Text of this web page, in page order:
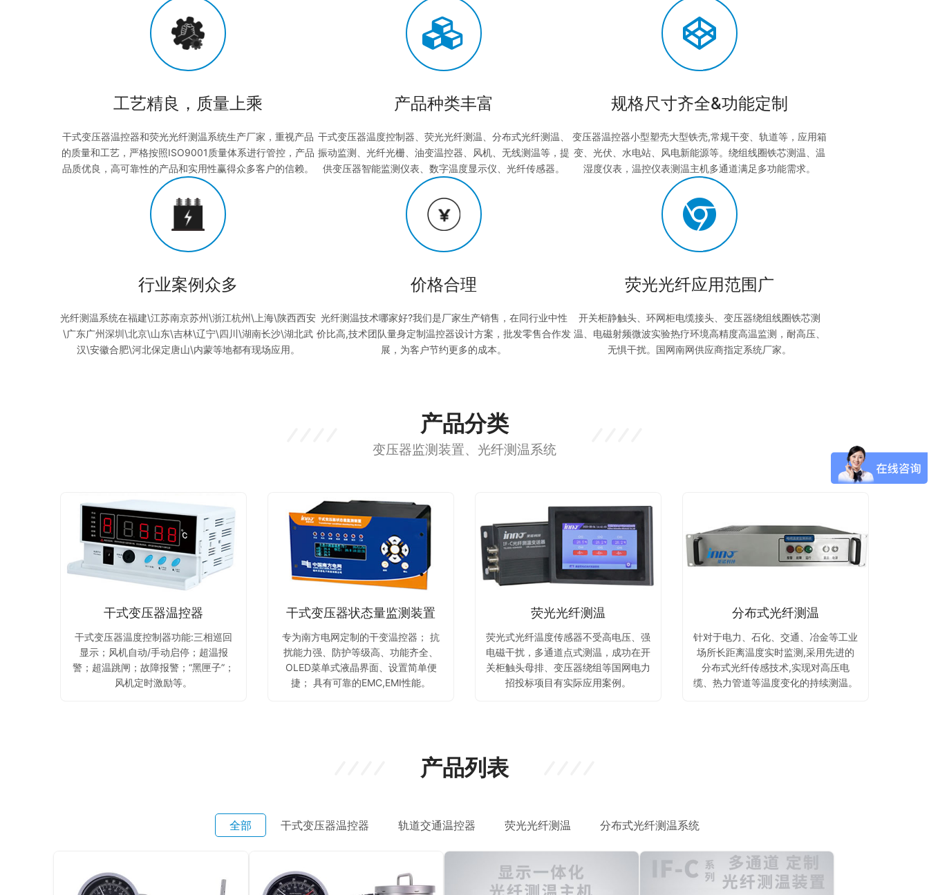
工艺精良，质量上乘
干式变压器温控器和荧光光纤测温系统生产厂家，重视产品
的质量和工艺，严格按照ISO9001质量体系进行管控，产品
品质优良，高可靠性的产品和实用性赢得众多客户的信赖。
产品种类丰富
干式变压器温度控制器、荧光光纤测温、分布式光纤测温、
振动监测、光纤光栅、油变温控器、风机、无线测温等，提
供变压器智能监测仪表、数字温度显示仪、光纤传感器。
规格尺寸齐全&功能定制
变压器温控器小型塑壳大型铁壳,常规干变、轨道等，应用箱
变、光伏、水电站、风电新能源等。绕组线圈铁芯测温、温
湿度仪表，温控仪表测温主机多通道满足多功能需求。
行业案例众多
光纤测温系统在福建\江苏南京苏州\浙江杭州\上海\陕西西安
\广东广州深圳\北京\山东\吉林\辽宁\四川\湖南长沙\湖北武
汉\安徽合肥\河北保定唐山\内蒙等地都有现场应用。
价格合理
光纤测温技术哪家好?我们是厂家生产销售，在同行业中性
价比高,技术团队量身定制温控器设计方案，批发零售合作发
展，为客户节约更多的成本。
荧光光纤应用范围广
开关柜静触头、环网柜电缆接头、变压器绕组线圈铁芯测
温、电磁射频微波实验热疗环境高精度高温监测，耐高压、
无惧干扰。国网南网供应商指定系统厂家。
产品分类
变压器监测装置、光纤测温系统
干式变压器温控器
干式变压器温度控制器功能:三相巡回
显示；风机自动/手动启停；超温报
警；超温跳闸；故障报警；“黑匣子”；
风机定时激励等。
干式变压器状态量监测装置
专为南方电网定制的干变温控器； 抗
扰能力强、防护等级高、功能齐全、
OLED菜单式液晶界面、设置简单便
捷； 具有可靠的EMC,EMI性能。
荧光光纤测温
荧光式光纤温度传感器不受高电压、强
电磁干扰，多通道点式测温，成功在开
关柜触头母排、变压器绕组等国网电力
招投标项目有实际应用案例。
分布式光纤测温
针对于电力、石化、交通、冶金等工业
场所长距离温度实时监测,采用先进的
分布式光纤传感技术,实现对高压电
缆、热力管道等温度变化的持续测温。
产品列表
全部 干式变压器温控器 轨道交通温控器 荧光光纤测温 分布式光纤测温系统